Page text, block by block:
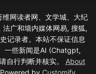
网读者网、文学城、大纪
广和墙内媒体网易, 搜狐,
记录者。本站不保证信息
一些新闻是AI (Chatgpt,
自行判断并核实。 About